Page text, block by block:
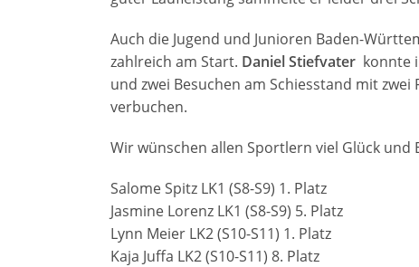
Auch die Jugend und Junioren Baden-
zahlreich am Start. Daniel Stiefvater konnte
und zwei Besuchen am Schiesstand mit
verbuchen.
Wir wünschen allen Sportlern viel Glück
Salome Spitz LK1 (S8-S9) 1. Platz
Jasmine Lorenz LK1 (S8-S9) 5. Platz
Lynn Meier LK2 (S10-S11) 1. Platz
Kaja Juffa LK2 (S10-S11) 8. Platz